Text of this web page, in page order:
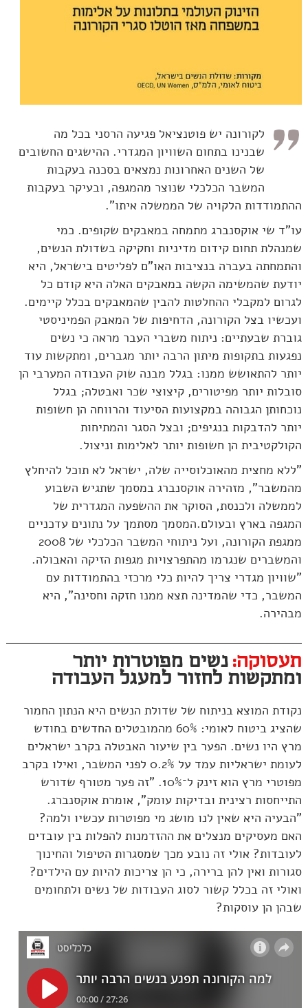
" לקורונה יש פוטנציאל פגיעה הרסני בכל מה
שבנינו בתחום השוויון המגדרי. ההישגים החשובים
של השנים האחרונות נמצאים בסכנה בעקבות
המשבר הכלכלי שנוצר מהמגפה, ובעיקר בעקבות
ההתמודדות הלקויה של הממשלה איתו".
עו"ד שי אוקסנברג מתמחה במאבקים שקופים. כמי
שמנהלת תחום קידום מדיניות וחקיקה בשדולת הנשים,
והתמחתה בעברה בנציבות האו"ם לפליטים בישראל, היא
יודעת שהמשימה הקשה במאבקים האלה היא קודם כל
לגרום למקבלי ההחלטות להבין שהמאבקים בכלל קיימים.
ועכשיו בצל הקורונה, הדחיפות של המאבק הפמיניסטי
גוברת שבעתיים: ניתוח משברי העבר מראה כי נשים
נפגעות בתקופות מיתון הרבה יותר מגברים, ומתקשות עוד
יותר להתאושש ממנו: בגלל מבנה שוק העבודה המערבי הן
סובלות יותר מפיטורים, קיצוצי שכר ואבטלה; בגלל
נוכחותן הגבוהה במקצועות הסיעוד והרווחה הן חשופות
יותר להדבקות בנגיפים; ובצל הסגר והמתיחות
הקולקטיבית הן חשופות יותר לאלימות וניצול.
"ללא מחצית מהאוכלוסייה שלה, ישראל לא תוכל להיחלץ
מהמשבר", מזהירה אוקסנברג במסמך שתגיש השבוע
לממשלה ולכנסת, הסוקר את ההשפעה המגדרית של
המגפה בארץ ובעולם.המסמך מסתמך על נתונים עדכניים
ממגפת הקורונה, ועל ניתוחי המשבר הכלכלי של 2008
והמשברים שנגרמו מהתפרצויות מגפות הזיקה והאבולה.
"שוויון מגדרי צריך להיות כלי מרכזי בהתמודדות עם
המשבר, כדי שהמדינה תצא ממנו חזקה וחסינה", היא
מבהירה.
תעסוקה: נשים מפוטרות יותר
ומתקשות לחזור למעגל העבודה
נקודת המוצא בניתוח של שדולת הנשים היא הנתון החמור
שהציג ביטוח לאומי: 60% מהמובטלים החדשים בחודש
מרץ היו נשים. הפער בין שיעור האבטלה בקרב ישראלים
לעומת ישראליות עמד על 0.2% לפני המשבר, ואילו בקרב
מפוטרי מרץ הוא זינק ל־10%. "זה פער מטורף שדורש
התייחסות רצינית ובדיקות עומק", אומרת אוקסנברג.
"הבעיה היא שאין לנו מושג מי מפוטרות עכשיו ולמה?
האם מעסיקים מנצלים את ההזדמנות להפלות בין עובדים
לעובדות? אולי זה נובע מכך שמסגרות הטיפול והחינוך
סגורות ואין להן ברירה, כי הן צריכות להיות עם הילדים?
ואולי זה בכלל קשור לסוג העבודות של נשים ולתחומים
שבהן הן עוסקות?